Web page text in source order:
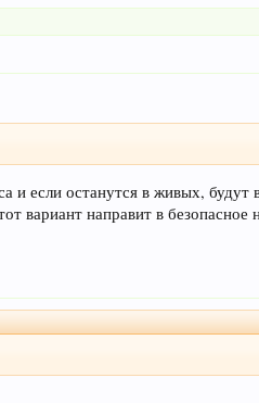
если останутся в живых, будут
вариант направит в безопасное